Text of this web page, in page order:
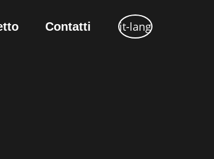
Contatti it-lang